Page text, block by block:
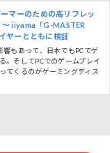
マーのための高リフレッ
iiyama「G-MASTER
ヤーとともに検証
もあって、日本でもPCでゲ
。そしてPCでのゲームプレイ
てくるのがゲーミングディス